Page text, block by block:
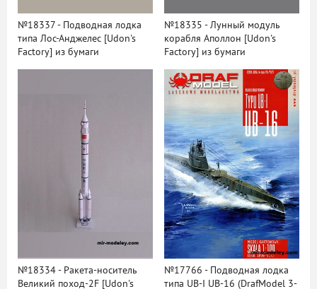
№18337 - Подводная лодка
типа Лос-Анджелес [Udon's
Factory] из бумаги
№18335 - Лунный модуль
корабля Аполлон [Udon's
Factory] из бумаги
№18334 - Ракета-носитель
Великий поход-2F [Udon's
№17766 - Подводная лодка
типа UB-I UB-16 (DrafModel 3-